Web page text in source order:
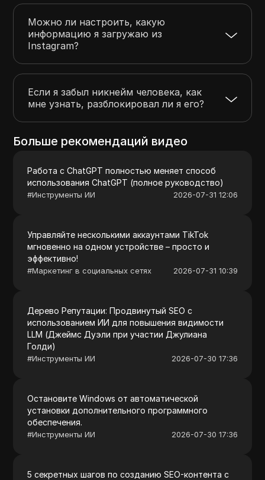
Можно ли настроить, какую
информацию я загружаю из
Instagram?
Если я забыл никнейм человека, как
мне узнать, разблокировал ли я его?
Больше рекомендаций видео
Работа с ChatGPT полностью меняет способ
использования ChatGPT (полное руководство)
#Инструменты ИИ 2026-07-31 12:06
Управляйте несколькими аккаунтами TikTok
мгновенно на одном устройстве – просто и
эффективно!
#Маркетинг в социальных сетях 2026-07-31 10:39
Дерево Репутации: Продвинутый SEO с
использованием ИИ для повышения видимости
LLM (Джеймс Дуэли при участии Джулиана
Голди)
#Инструменты ИИ 2026-07-30 17:36
Остановите Windows от автоматической
установки дополнительного программного
обеспечения.
#Инструменты ИИ 2026-07-30 17:36
5 секретных шагов по созданию SEO-контента с